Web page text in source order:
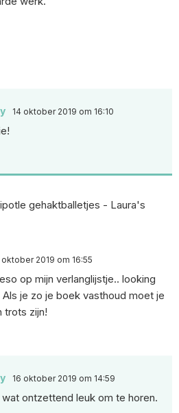
14 oktober 2019 om 16:10
gehaktballetjes - Laura's
oktober 2019 om 16:55
op mijn verlanglijstje.. looking
je zo je boek vasthoud moet je
trots zijn!
16 oktober 2019 om 14:59
wat ontzettend leuk om te horen.